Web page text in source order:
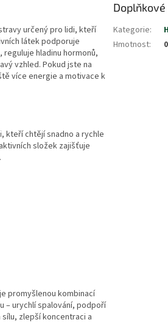
určený pro lidi, kteří
látek podporuje
hladinu hormonů,
vzhled. Pokud jste na
více energie a motivace k
kteří chtějí snadno a rychle
složek zajišťuje
promyšlenou kombinací
– urychlí spalování, podpoří
zlepší koncentraci a
Kategorie:
Hmotnost: